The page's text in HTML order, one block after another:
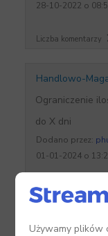
28-10-2022 o
Liczba komentarzy
Handlowo-
Ograniczenie
do X dni
Dodano przez:
01-01-2024 o
Liczba komentarzy
Używamy plików